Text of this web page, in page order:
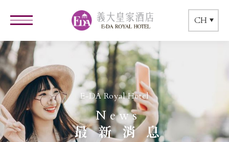
E-DA Royal Hotel
News
最新消息
CH